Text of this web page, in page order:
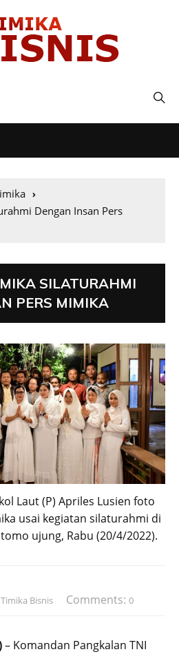
Dengan Insan Pers
SILATURAHMI
PERS MIMIKA
Laut (P) Apriles Lusien foto
usai kegiatan silaturahmi di
ujung, Rabu (20/4/2022).
Bisnis Comments: 0
– Komandan Pangkalan TNI